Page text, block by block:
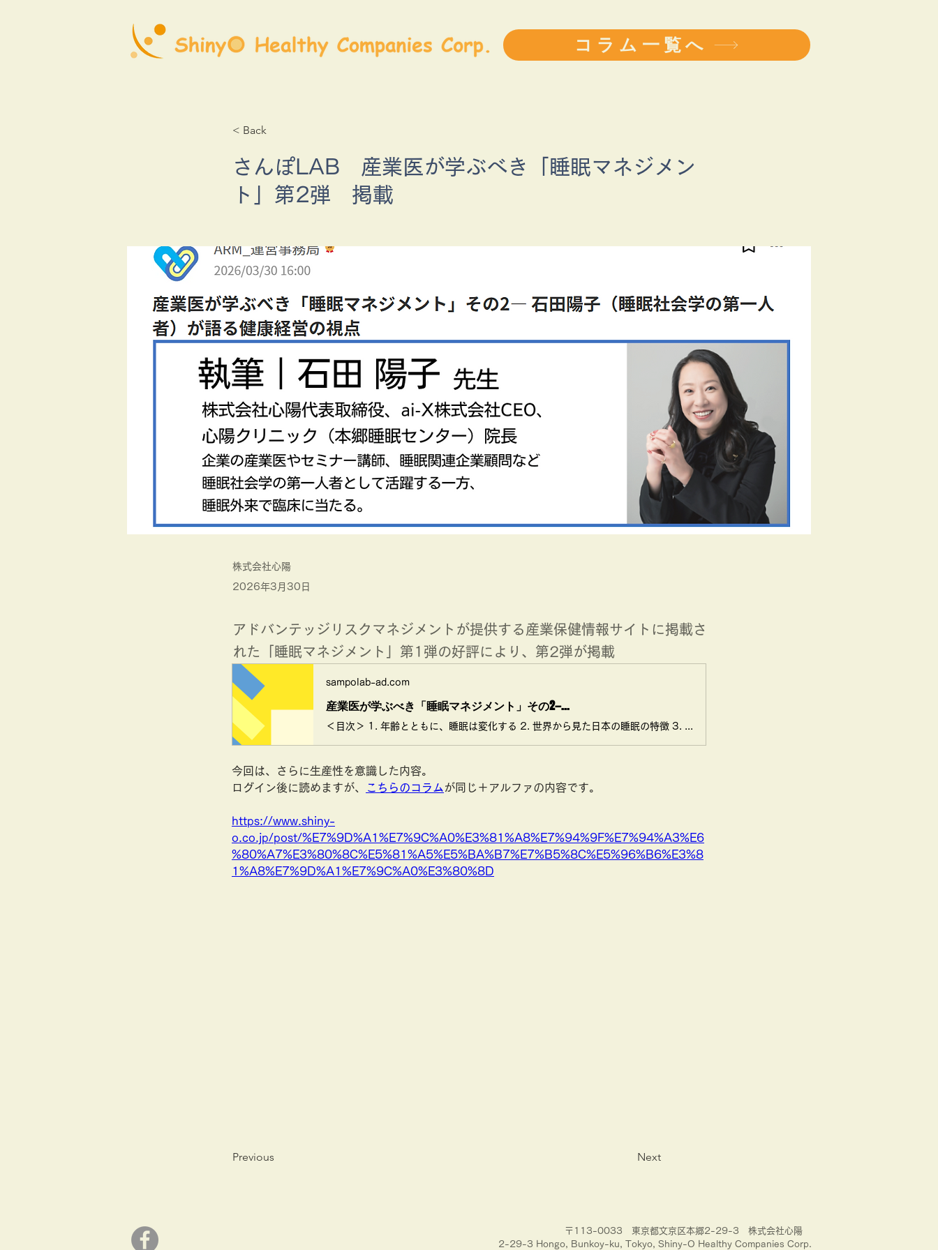
コラム一覧へ
< Back
さんぽLAB 産業医が学ぶべき「睡眠マネジメン
ト」第2弾 掲載
株式会社心陽
2026年3月30日
アドバンテッジリスクマネジメントが提供する産業保健情報サイトに掲載さ
れた「睡眠マネジメント」第1弾の好評により、第2弾が掲載
sampolab-ad.com
産業医が学ぶべき「睡眠マネジメント」その2—...
＜目次＞ 1. 年齢とともに、睡眠は変化する 2. 世界から見た日本の睡眠の特徴 3. 健康課題一般と生産性の関係（健康経営の基本） 4. 睡眠課題と生産性の関係 5. 社会的時差ボケは、睡眠時間より強く生産性と総死亡率...
今回は、さらに生産性を意識した内容。
ログイン後に読めますが、
こちらのコラム が同じ＋アルファの内容です。
https://www.shiny-
o.co.jp/post/%E7%9D%A1%E7%9C%A0%E3%81%A8%E7%94%9F%E7%94%A3%E6
%80%A7%E3%80%8C%E5%81%A5%E5%BA%B7%E7%B5%8C%E5%96%B6%E3%8
1%A8%E7%9D%A1%E7%9C%A0%E3%80%8D
Previous Next
〒113-0033 東京都文京区本郷2-29-3 株式会社心陽
2-29-3 Hongo, Bunkoy-ku, Tokyo, Shiny-O Healthy Companies Corp.